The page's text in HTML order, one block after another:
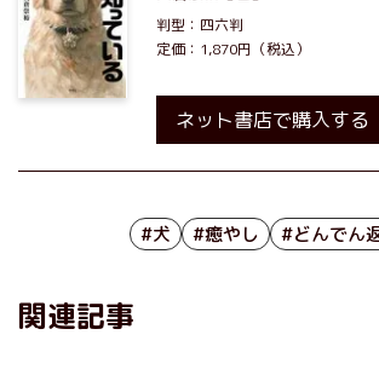
判型：四六判
定価：1,870円（税込）
ネット書店で購入する
#犬 #癒やし #どんでん
関連記事